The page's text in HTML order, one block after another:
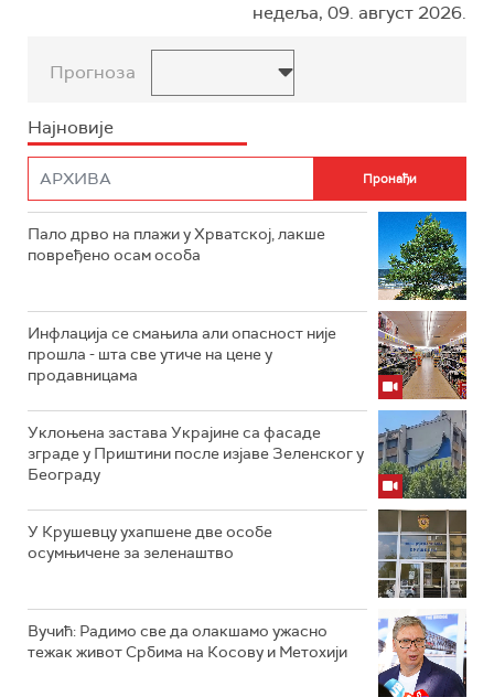
недеља, 09. август 2026.
Прогноза
Најновије
Пало дрво на плажи у Хрватској, лакше
повређено осам особа
Инфлација се смањила али опасност није
прошла - шта све утиче на цене у
продавницама
Уклоњена застава Украјине са фасаде
зграде у Приштини после изјаве Зеленског у
Београду
У Крушевцу ухапшене две особе
осумњичене за зеленаштво
Вучић: Радимо све да олакшамо ужасно
тежак живот Србима на Косову и Метохији